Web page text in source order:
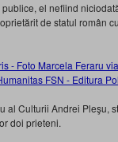
el nefiind
de statul român
al Culturii Andrei Pleşu,
doi prieteni.